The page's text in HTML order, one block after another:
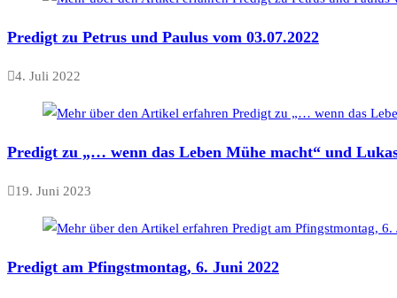
Predigt zu Petrus und Paulus vom 03.07.2022
4. Juli 2022
Predigt zu „… wenn das Leben Mühe macht“ und
19. Juni 2023
Predigt am Pfingstmontag, 6. Juni 2022